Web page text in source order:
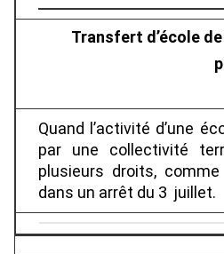
Transfert d’école
Quand l’activité d’une
par une collectivité
plusieurs droits,
dans un arrêt du 3 juillet.